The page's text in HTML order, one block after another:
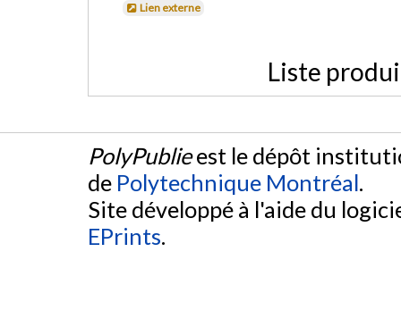
Lien externe
Liste
PolyPublieest le dépôt
de Polytechnique Montréal.
Site développé à l'aide du
EPrints.